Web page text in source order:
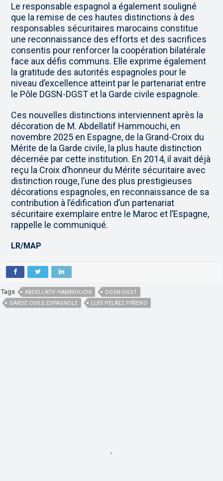
Le responsable espagnol a également souligné
que la remise de ces hautes distinctions à des
responsables sécuritaires marocains constitue
une reconnaissance des efforts et des sacrifices
consentis pour renforcer la coopération bilatérale
face aux défis communs. Elle exprime également
la gratitude des autorités espagnoles pour le
niveau d’excellence atteint par le partenariat entre
le Pôle DGSN-DGST et la Garde civile espagnole.
Ces nouvelles distinctions interviennent après la
décoration de M. Abdellatif Hammouchi, en
novembre 2025 en Espagne, de la Grand-Croix du
Mérite de la Garde civile, la plus haute distinction
décernée par cette institution. En 2014, il avait déjà
reçu la Croix d’honneur du Mérite sécuritaire avec
distinction rouge, l’une des plus prestigieuses
décorations espagnoles, en reconnaissance de sa
contribution à l’édification d’un partenariat
sécuritaire exemplaire entre le Maroc et l’Espagne,
rappelle le communiqué.
LR/MAP
Tags ABDELLATIF HAMMOUCHI
DGSN-DGST
GARDE CIVILE ESPAGNOLE
LUIS PELÁEZ PIÑEIRO